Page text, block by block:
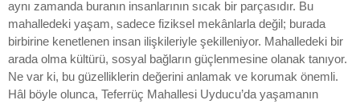
aynı zamanda buranın insanlarının sıcak bir parçasıdır. Bu
mahalledeki yaşam, sadece fiziksel mekânlarla değil; burada
birbirine kenetlenen insan ilişkileriyle şekilleniyor. Mahalledeki bir
arada olma kültürü, sosyal bağların güçlenmesine olanak tanıyor.
Ne var ki, bu güzelliklerin değerini anlamak ve korumak önemli.
Hâl böyle olunca, Teferrüç Mahallesi Uyducu’da yaşamanın